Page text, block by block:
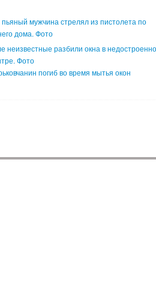
мужчина стрелял из пистолета по
дома. Фото
неизвестные разбили окна в
Фото
погиб во время мытья окон